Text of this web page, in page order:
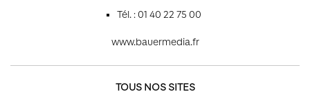
Tél. : 01 40 22 75 00
www.bauermedia.fr
TOUS NOS SITES